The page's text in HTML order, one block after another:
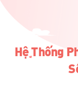
Hệ Thống